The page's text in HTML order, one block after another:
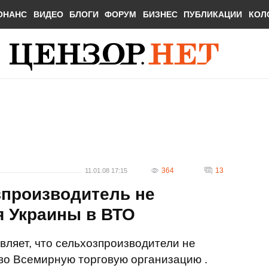
ВИДЕО БЛОГИ ФОРУМ БИЗНЕС ПУБЛИКАЦИИ
11.01.08 17:15 364 13
не
Украины в ВТО
что сельхозпроизводители не
Всемирную торговую организацию .